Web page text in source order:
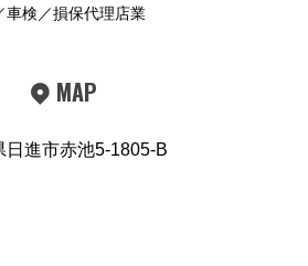
車検／損保代理店業
MAP
日進市赤池5-1805-B